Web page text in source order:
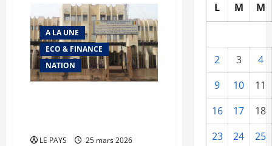
Drame
à
Bamako
:
Ce
que
l’on
sait
de
l’effondrement
A LA UNE
ECO & FINANCE
NATION
LE PAYS
25 mars 2026
L M M
2 3
4
9
10
11
16
17
18
23
24
25